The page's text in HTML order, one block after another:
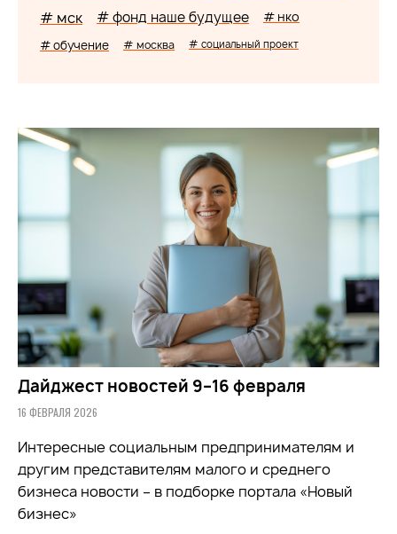
# мск # фонд наше будущее # нко
# обучение # москва # социальный проект
Дайджест новостей 9–16 февраля
16 ФЕВРАЛЯ 2026
Интересные социальным предпринимателям и
другим представителям малого и среднего
бизнеса новости – в подборке портала «Новый
бизнес»